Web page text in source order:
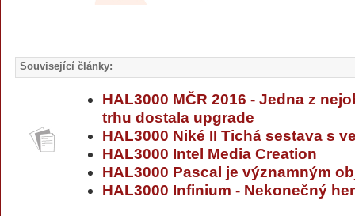
Související články:
HAL3000 MČR 2016 - Jedna z
trhu dostala upgrade
HAL3000 Niké II Tichá sestava s
HAL3000 Intel Media Creation
HAL3000 Pascal je významným
HAL3000 Infinium - Nekonečný